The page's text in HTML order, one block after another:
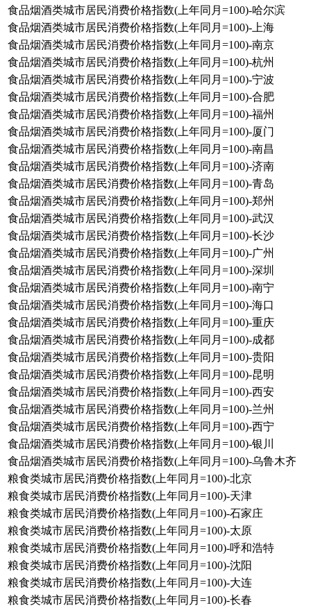
食品烟酒类城市居民消费价格指数(上年同月=100)-哈尔滨
食品烟酒类城市居民消费价格指数(上年同月=100)-上海
食品烟酒类城市居民消费价格指数(上年同月=100)-南京
食品烟酒类城市居民消费价格指数(上年同月=100)-杭州
食品烟酒类城市居民消费价格指数(上年同月=100)-宁波
食品烟酒类城市居民消费价格指数(上年同月=100)-合肥
食品烟酒类城市居民消费价格指数(上年同月=100)-福州
食品烟酒类城市居民消费价格指数(上年同月=100)-厦门
食品烟酒类城市居民消费价格指数(上年同月=100)-南昌
食品烟酒类城市居民消费价格指数(上年同月=100)-济南
食品烟酒类城市居民消费价格指数(上年同月=100)-青岛
食品烟酒类城市居民消费价格指数(上年同月=100)-郑州
食品烟酒类城市居民消费价格指数(上年同月=100)-武汉
食品烟酒类城市居民消费价格指数(上年同月=100)-长沙
食品烟酒类城市居民消费价格指数(上年同月=100)-广州
食品烟酒类城市居民消费价格指数(上年同月=100)-深圳
食品烟酒类城市居民消费价格指数(上年同月=100)-南宁
食品烟酒类城市居民消费价格指数(上年同月=100)-海口
食品烟酒类城市居民消费价格指数(上年同月=100)-重庆
食品烟酒类城市居民消费价格指数(上年同月=100)-成都
食品烟酒类城市居民消费价格指数(上年同月=100)-贵阳
食品烟酒类城市居民消费价格指数(上年同月=100)-昆明
食品烟酒类城市居民消费价格指数(上年同月=100)-西安
食品烟酒类城市居民消费价格指数(上年同月=100)-兰州
食品烟酒类城市居民消费价格指数(上年同月=100)-西宁
食品烟酒类城市居民消费价格指数(上年同月=100)-银川
食品烟酒类城市居民消费价格指数(上年同月=100)-乌鲁木齐
粮食类城市居民消费价格指数(上年同月=100)-北京
粮食类城市居民消费价格指数(上年同月=100)-天津
粮食类城市居民消费价格指数(上年同月=100)-石家庄
粮食类城市居民消费价格指数(上年同月=100)-太原
粮食类城市居民消费价格指数(上年同月=100)-呼和浩特
粮食类城市居民消费价格指数(上年同月=100)-沈阳
粮食类城市居民消费价格指数(上年同月=100)-大连
粮食类城市居民消费价格指数(上年同月=100)-长春